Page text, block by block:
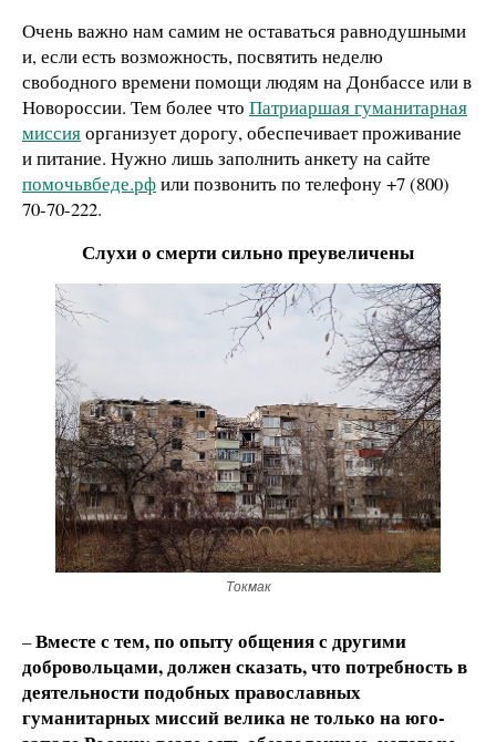
Очень важно нам самим не оставаться равнодушными
и, если есть возможность, посвятить неделю
свободного времени помощи людям на Донбассе или в
Новороссии. Тем более что Патриаршая гуманитарная
миссияорганизует дорогу, обеспечивает проживание
и питание. Нужно лишь заполнить анкету на сайте
помочьвбеде.рфили позвонить по телефону +7 (800)
70-70-222.
Слухи о смерти сильно преувеличены
Токмак
–Вместе с тем, по опыту общения с другими
добровольцами, должен сказать, что потребность в
деятельности подобных православных
гуманитарных миссий велика не только на юго-